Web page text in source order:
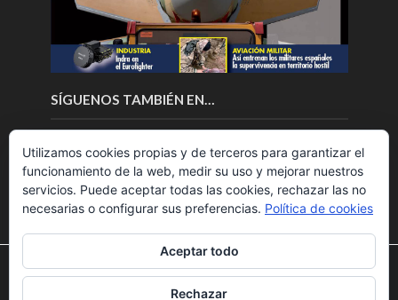
SÍGUENOS TAMBIÉN EN…
Utilizamos cookies para ofrecerte la mejor experiencia en
nuestra web.
Utilizamos cookies propias y de terceros para garantizar el
funcionamiento de la web, medir su uso y mejorar nuestros
servicios. Puede aceptar todas las cookies, rechazar las no
necesarias o configurar sus preferencias. Política de cookies
Aceptar todo
Rechazar